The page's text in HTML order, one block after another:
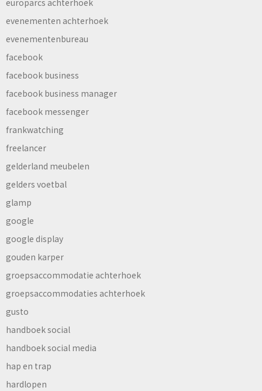
europarcs achterhoek
evenementen achterhoek
evenementenbureau
facebook
facebook business
facebook business manager
facebook messenger
frankwatching
freelancer
gelderland meubelen
gelders voetbal
glamp
google
google display
gouden karper
groepsaccommodatie achterhoek
groepsaccommodaties achterhoek
gusto
handboek social
handboek social media
hap en trap
hardlopen